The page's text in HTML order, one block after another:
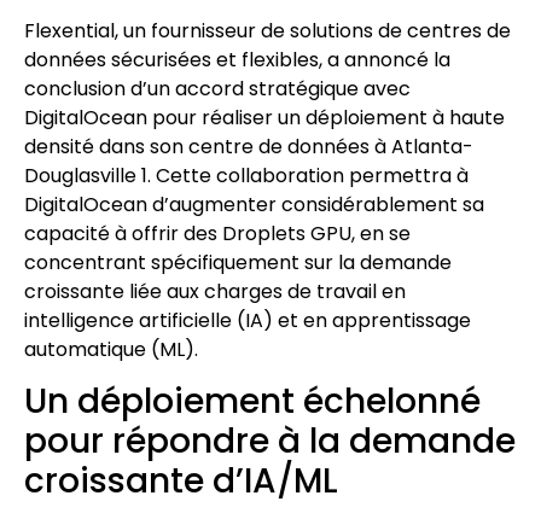
Flexential, un fournisseur de solutions de centres de
données sécurisées et flexibles, a annoncé la
conclusion d’un accord stratégique avec
DigitalOcean pour réaliser un déploiement à haute
densité dans son centre de données à Atlanta-
Douglasville 1. Cette collaboration permettra à
DigitalOcean d’augmenter considérablement sa
capacité à offrir des Droplets GPU, en se
concentrant spécifiquement sur la demande
croissante liée aux charges de travail en
intelligence artificielle (IA) et en apprentissage
automatique (ML).
Un déploiement échelonné
pour répondre à la demande
croissante d’IA/ML